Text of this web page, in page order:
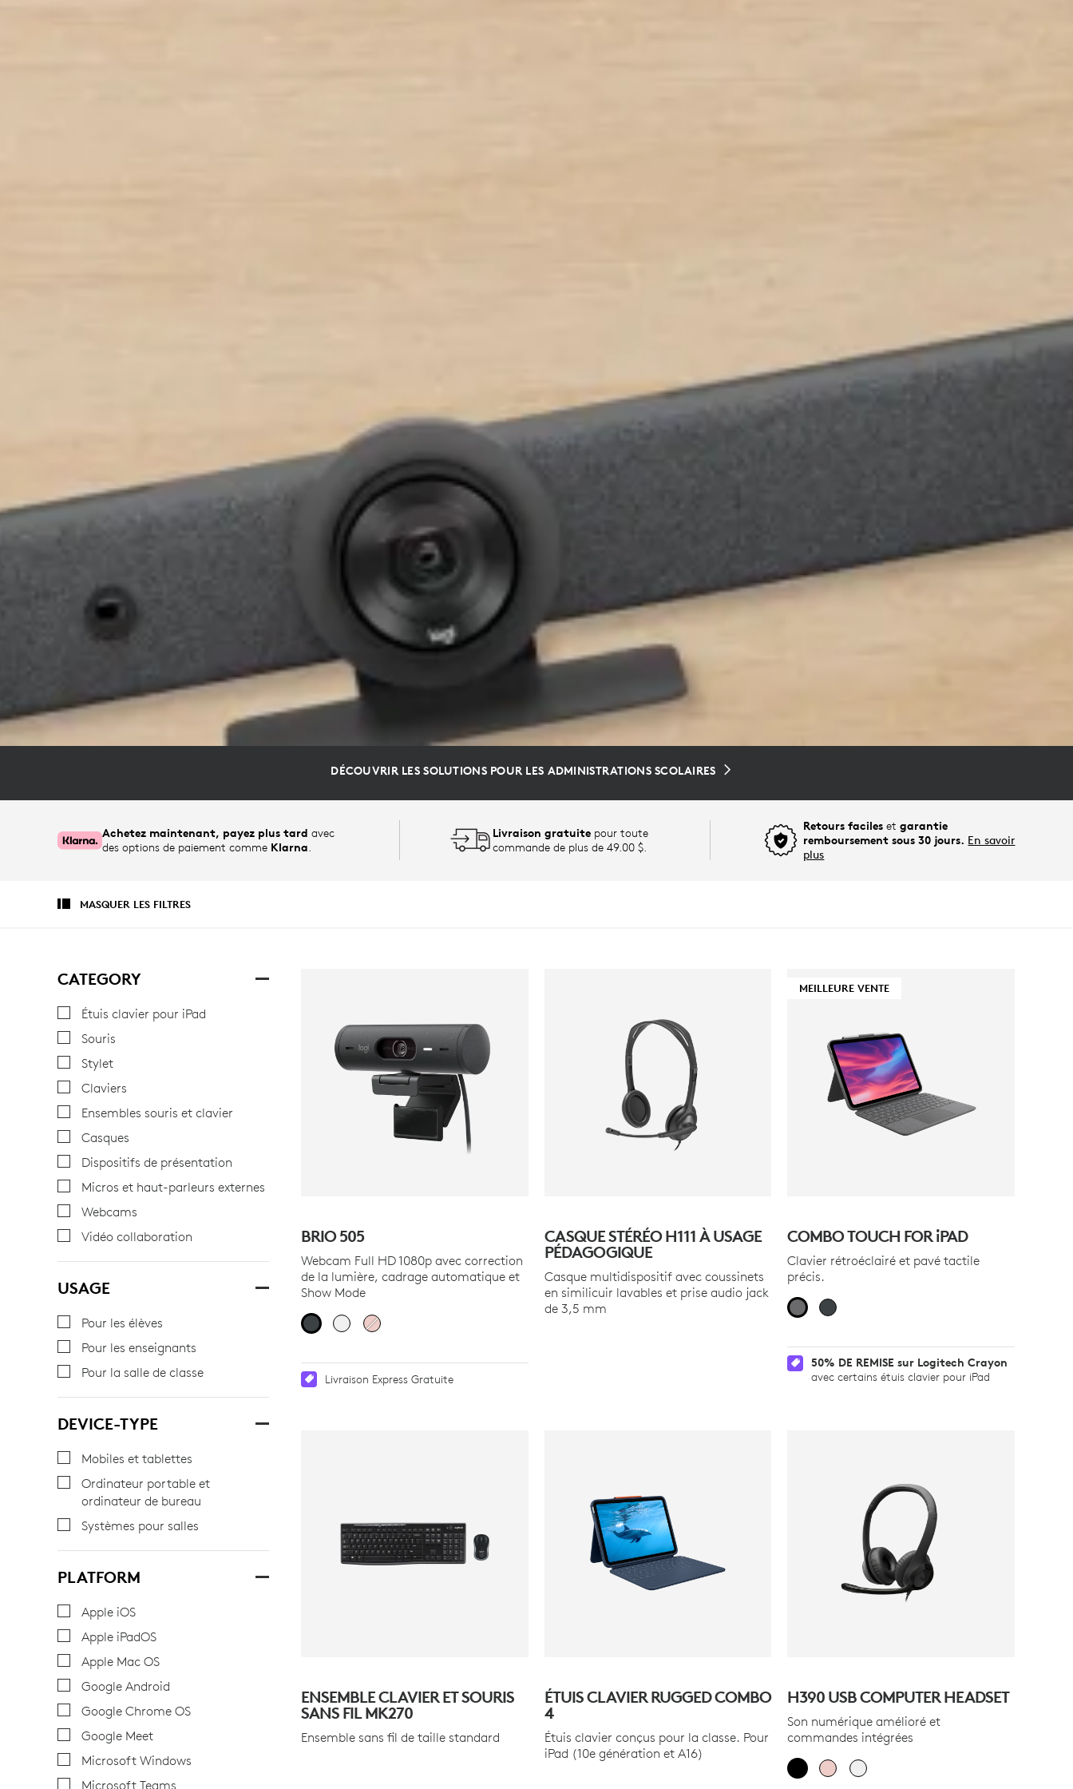
DÉCOUVRIR LES SOLUTIONS POUR LES ADMINISTRATIONS SCOLAIRES
Achetez maintenant, payez plus tard avec
des options de paiement comme Klarna
Livraison gratuitepour toute
commande de plus de 49.00 $.
Retours faciles etgarantie
remboursement sous 30 jours. En savoir
plus
MASQUER LES FILTRES
CATEGORY
Étuis clavier pour iPad
Souris
Stylet
Claviers
Ensembles souris et clavier
Casques
Dispositifs de présentation
Micros et haut-parleurs externes
Webcams
Vidéo collaboration
USAGE
Pour les élèves
Pour les enseignants
Pour la salle de classe
DEVICE-TYPE
Mobiles et tablettes
Ordinateur portable et
ordinateur de bureau
Systèmes pour salles
PLATFORM
Apple iOS
Apple iPadOS
Apple Mac OS
Google Android
Google Chrome OS
Google Meet
Microsoft Windows
Microsoft Teams
BRIO 505
Webcam Full HD 1080p avec correction
de la lumière, cadrage automatique et
Show Mode
Livraison Express Gratuite
CASQUE STÉRÉO H111 À USAGE
PÉDAGOGIQUE
Casque multidispositif avec coussinets
en similicuir lavables et prise audio jack
de 3,5 mm
MEILLEURE VENTE
COMBO TOUCH FORiPAD
Clavier rétroéclairé et pavé tactile
précis.
50% DE REMISE sur Logitech Crayon
avec certains étuis clavier pour iPad
ENSEMBLE CLAVIER ET SOURIS
SANS FIL MK270
Ensemble sans fil de taille standard
ÉTUIS CLAVIER RUGGED COMBO
4
Étuis clavier conçus pour la classe. Pour
iPad (10e génération et A16)
H390 USB COMPUTER HEADSET
Son numérique amélioré et
commandes intégrées